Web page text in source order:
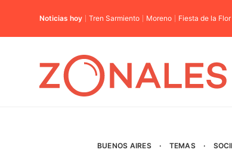
Noticias hoy Tren Sarmiento Moreno Fiesta de la Flor
BUENOS AIRES · TEMAS ·